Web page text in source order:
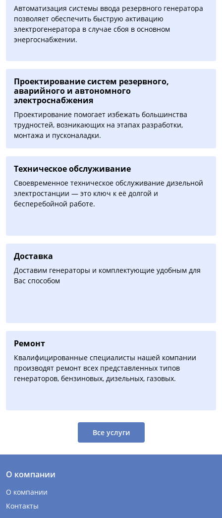
Автоматизация системы ввода резервного генератора
позволяет обеспечить быструю активацию
электрогенератора в случае сбоя в основном
энергоснабжении.
Проектирование систем резервного,
аварийного и автономного
электроснабжения
Проектирование помогает избежать большинства
трудностей, возникающих на этапах разработки,
монтажа и пусконаладки.
Техническое обслуживание
Своевременное техническое обслуживание дизельной
электростанции — это ключ к её долгой и
бесперебойной работе.
Доставка
Доставим генераторы и комплектующие удобным для
Вас способом
Ремонт
Квалифицированные специалисты нашей компании
производят ремонт всех представленных типов
генераторов, бензиновых, дизельных, газовых.
Все услуги
О компании
О компании
Контакты